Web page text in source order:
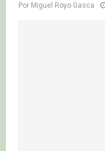
Por Miguel Royo Gasca